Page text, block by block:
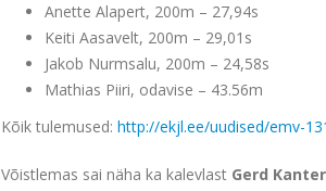
Anette Alapert, 200m – 27,94s
Keiti Aasavelt, 200m – 29,01s
Jakob Nurmsalu, 200m – 24,58s
Mathias Piiri, odavise – 43.56m
Kõik tulemused: http://ekjl.ee/uudised/emv-
Võistlemas sai näha ka kalevlast Gerd Kanter